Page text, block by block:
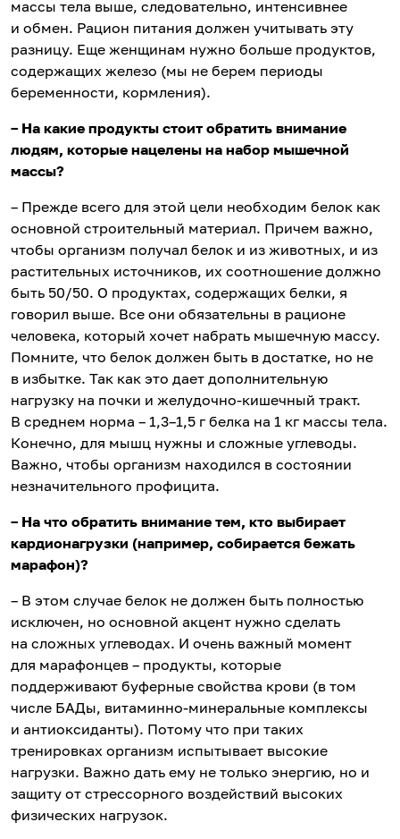
массы тела выше, следовательно, интенсивнее
и обмен. Рацион питания должен учитывать эту
разницу. Еще женщинам нужно больше продуктов,
содержащих железо (мы не берем периоды
беременности, кормления).
– На какие продукты стоит обратить внимание
людям, которые нацелены на набор мышечной
массы?
– Прежде всего для этой цели необходим белок как
основной строительный материал. Причем важно,
чтобы организм получал белок и из животных, и из
растительных источников, их соотношение должно
быть 50/50. О продуктах, содержащих белки, я
говорил выше. Все они обязательны в рационе
человека, который хочет набрать мышечную массу.
Помните, что белок должен быть в достатке, но не
в избытке. Так как это дает дополнительную
нагрузку на почки и желудочно-кишечный тракт.
В среднем норма – 1,3–1,5 г белка на 1 кг массы тела.
Конечно, для мышц нужны и сложные углеводы.
Важно, чтобы организм находился в состоянии
незначительного профицита.
– На что обратить внимание тем, кто выбирает
кардионагрузки (например, собирается бежать
марафон)?
– В этом случае белок не должен быть полностью
исключен, но основной акцент нужно сделать
на сложных углеводах. И очень важный момент
для марафонцев – продукты, которые
поддерживают буферные свойства крови (в том
числе БАДы, витаминно-минеральные комплексы
и антиоксиданты). Потому что при таких
тренировках организм испытывает высокие
нагрузки. Важно дать ему не только энергию, но и
защиту от стрессорного воздействий высоких
физических нагрузок.